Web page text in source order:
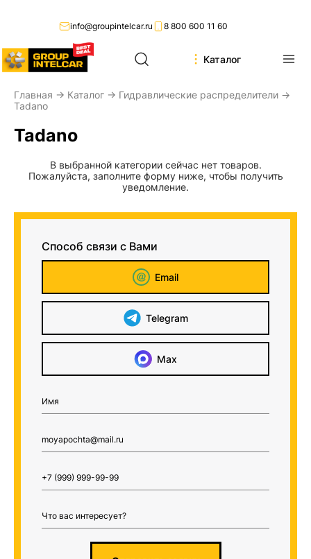
8 800 600 11 60
info@groupintelcar.ru
Каталог
Главная → Каталог → Гидравлические распределители →
Tadano
Tadano
В выбранной категории сейчас нет товаров.
Пожалуйста, заполните форму ниже, чтобы получить
уведомление.
Способ связи с Вами
Email
Telegram
Max